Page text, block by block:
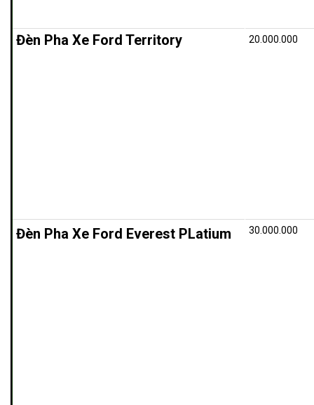
Đèn Pha Xe Ford Territory 20.000.000
Đèn Pha Xe Ford Everest PLatium 30.000.000